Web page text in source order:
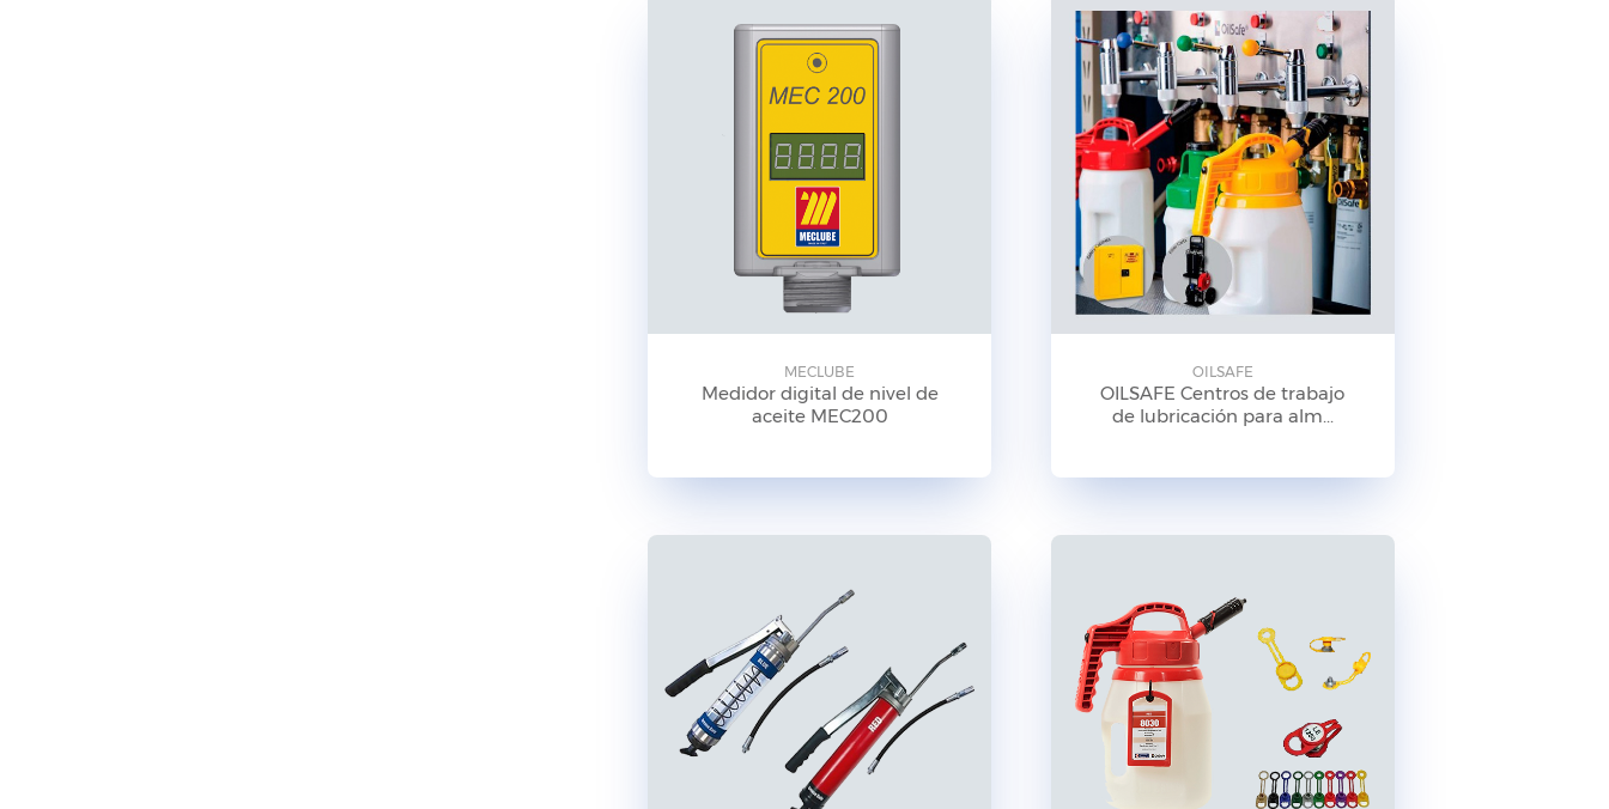
MECLUBE
Medidor digital de nivel de
aceite MEC200
OILSAFE
OILSAFE Centros de trabajo
de lubricación para alm...